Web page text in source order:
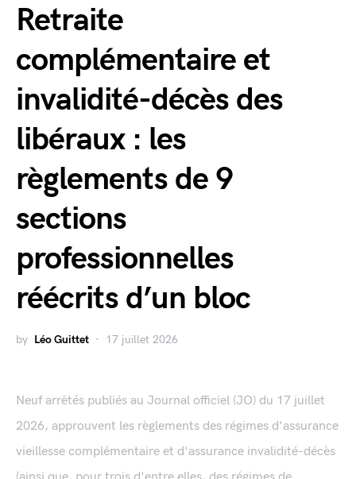
Retraite
complémentaire et
invalidité-décès des
libéraux : les
règlements de 9
sections
professionnelles
réécrits d’un bloc
by Léo Guittet 17 juillet 2026
Neuf arrêtés publiés au Journal officiel (JO) du 17 juillet
2026, approuvent les règlements des régimes d'assurance
vieillesse complémentaire et d'assurance invalidité-décès